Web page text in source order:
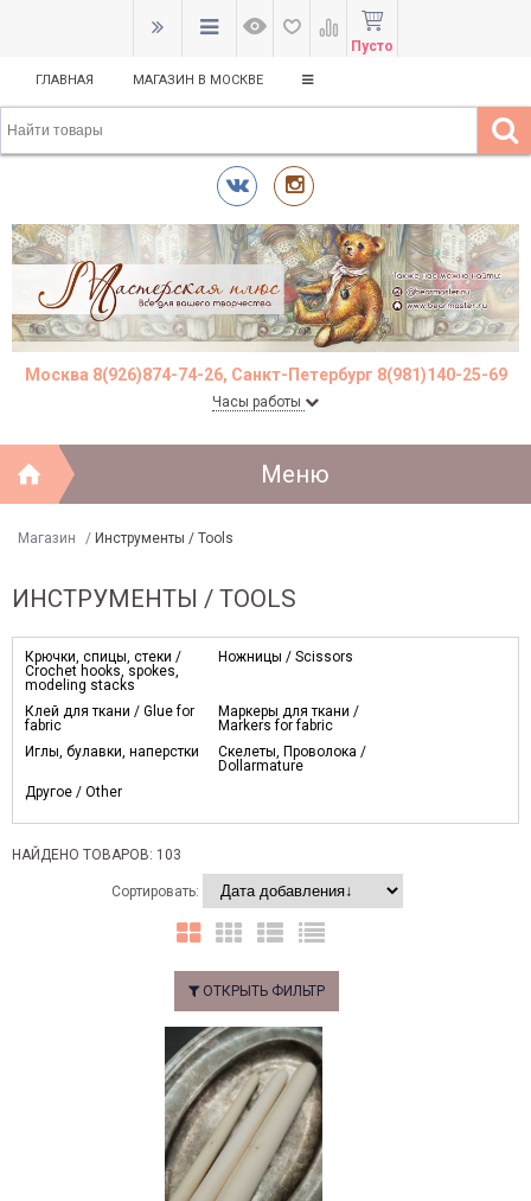
Пусто
ГЛАВНАЯ МАГАЗИН В МОСКВЕ
Москва 8(926)874-74-26, Санкт-Петербург 8(981)140-25-69
Часы работы
Меню
Магазин / Инструменты / Tools
ИНСТРУМЕНТЫ / TOOLS
Крючки, спицы, стеки /
Crochet hooks, spokes,
modeling stacks
Ножницы / Scissors
Клей для ткани / Glue for
fabric
Маркеры для ткани /
Markers for fabric
Иглы, булавки, наперстки
Скелеты, Проволока /
Dollarmature
Другое / Other
НАЙДЕНО ТОВАРОВ: 103
Сортировать:
ОТКРЫТЬ ФИЛЬТР